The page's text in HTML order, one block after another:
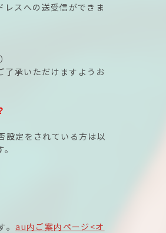
スへの送受信ができま
了承いただけますようお
設定をされている方は以
。au内ご案内ページ<オ